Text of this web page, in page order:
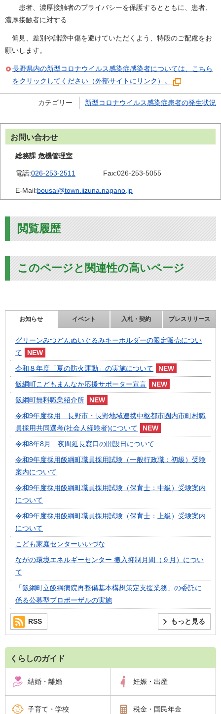
患者、濃厚接触者のプライバシーを保護するとともに、患者、
濃厚接触者に対する
偏見、差別や誹謗中傷を避けていただくよう、特段のご配慮をお
願いします。
長野県内の新型コロナウイルス感染症感染者については、こちら
をクリックしてください（外部サイトにリンク）。
カテゴリー 新型コロナウイルス感染症患者の発生状況
お問い合わせ
総務課 危機管理室
電話:026-253-2511 Fax:026-253-5055
E-Mail:bousai@town.iizuna.nagano.jp
閲覧履歴
このページと関連性の高いページ
お知らせ イベント 入札・契約 プレスリリース
グリーンみつどんぬいぐるみキーホルダーの限定販売につい
て
令和８年度「夏の防火運動」の実施について
飯綱町こどもまんなか応援サポーター宣言
飯綱町無料職業紹介所
令和9年度採用 長野市・長野地域連携中枢都市圏内市町村職
員採用共同選考(社会人経験者)について
令和8年8月 夜間延長窓口の開設日について
令和9年度採用飯綱町職員採用試験（一般行政職：初級）受験
案内について
令和9年度採用飯綱町職員採用試験（保育士：中級）受験案内
について
令和9年度採用飯綱町職員採用試験（保育士：上級）受験案内
について
こども家庭センターいいづな
ながの環境エネルギーセンター 搬入抑制月間（９月）につい
て
「飯綱町立飯綱病院再整備基本構想策定支援業務」の委託に
係る公募型プロポーザルの実施
もっと見る
RSS
くらしのガイド
結婚・離婚 妊娠・出産
子育て・学校 税金・国民年金